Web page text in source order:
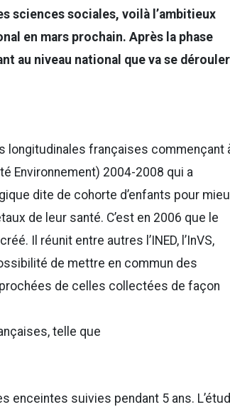
sciences sociales, voilà l’ambitieux
en mars prochain. Après la phase
au niveau national que va se dérouler
longitudinales françaises commençant
Environnement) 2004-2008 qui a
dite de cohorte d’enfants pour
de leur santé. C’est en 2006 que le
Il réunit entre autres l’INED, l’InVS,
de mettre en commun des
de celles collectées de façon
telle que
enceintes suivies pendant 5 ans.